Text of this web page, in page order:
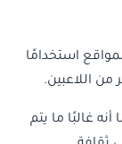
استخدامًا
من اللاعبين.
غالبًا ما يتم